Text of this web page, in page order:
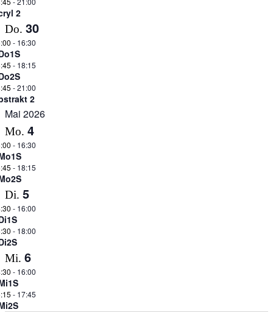
2
Do. 30
- 16:30
- 18:15
-21:00
2
Mai 2026
Mo. 4
- 16:30
- 18:15
Di. 5
- 16:00
- 18:00
Mi. 6
- 16:00
- 17:45